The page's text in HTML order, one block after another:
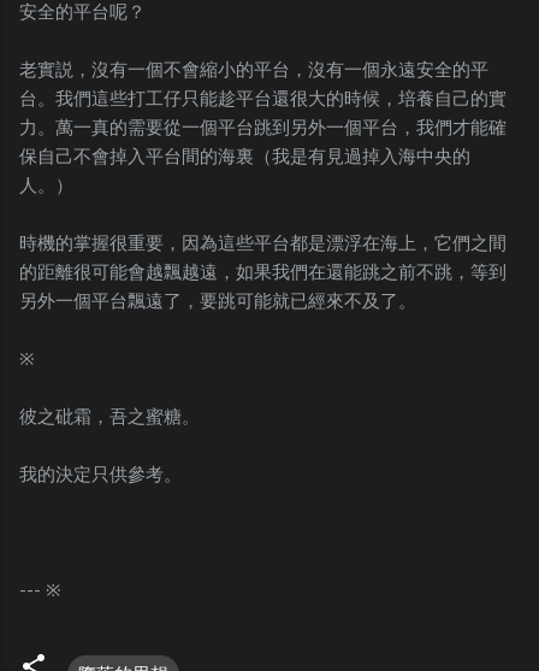
安全的平台呢？
老實説，沒有一個不會縮小的平台，沒有一個永遠安全的平
台。我們這些打工仔只能趁平台還很大的時候，培養自己的實
力。萬一真的需要從一個平台跳到另外一個平台，我們才能確
保自己不會掉入平台間的海裏（我是有見過掉入海中央的
人。）
時機的掌握很重要，因為這些平台都是漂浮在海上，它們之間
的距離很可能會越飄越遠，如果我們在還能跳之前不跳，等到
另外一個平台飄遠了，要跳可能就已經來不及了。
※
彼之砒霜，吾之蜜糖。
我的決定只供參考。
--- ※